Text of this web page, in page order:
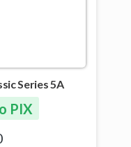
Series 5A
PIX